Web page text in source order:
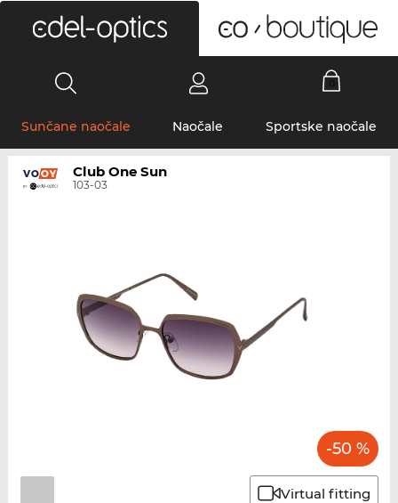
Sunčane naočale Naočale Sportske naočale
Club One Sun
103-03
-50 %
Virtual fitting